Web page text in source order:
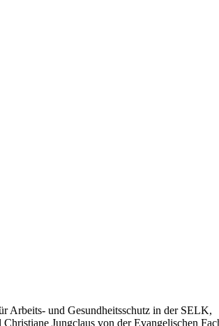
Arbeits- und Gesundheitsschutz in der SELK,
Jungclaus von der Evangelischen